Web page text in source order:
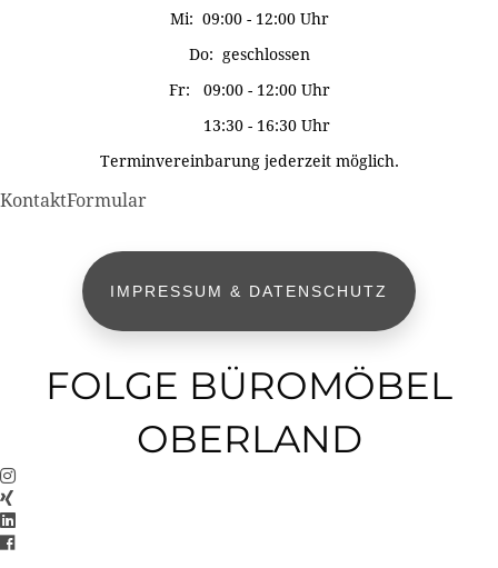
Mi: 09:00 - 12:00 Uhr
Do: geschlossen
Fr: 09:00 - 12:00 Uhr
13:30 - 16:30 Uhr
Terminvereinbarung jederzeit möglich.
KontaktFormular
IMPRESSUM & DATENSCHUTZ
FOLGE BÜROMÖBEL
OBERLAND